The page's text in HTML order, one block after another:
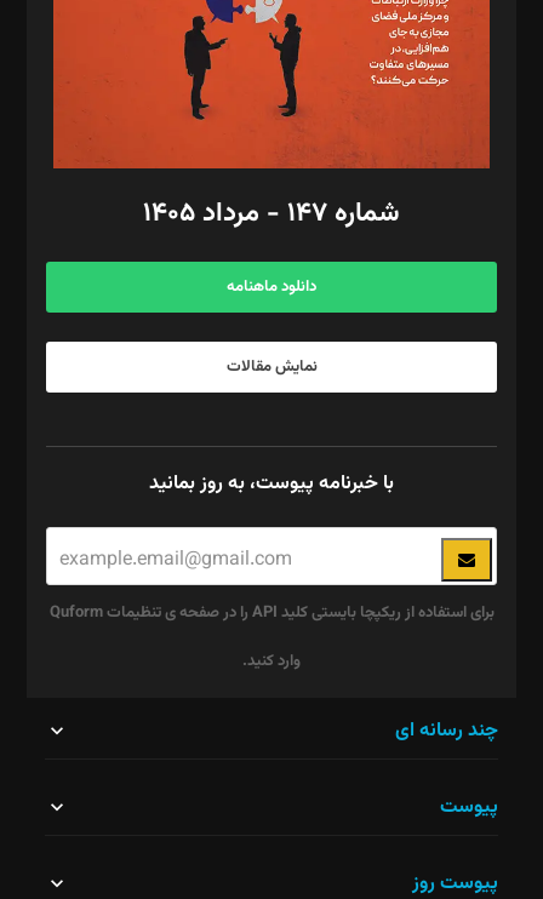
طراح یونیفرم: مجید توکلی
فیلمبرداری و عکاسی: امیر شفیعی، مانی لطفی زاده
گرافیک و صفحه‌آرایی: سید‌سبحان‌علی ثابت
مد‌یر توسعه تجاری: کامبیز برید‌
امور مالی: شاپور رهبری، محمد‌ کاظمی‌نیا
آگهی و مشترکین: ۰۹۱۹۹۹۹۰۴۵۴
شماره ۱۴۷ - مرداد ۱۴۰۵
دانلود ماهنامه
نمایش مقالات
با خبرنامه پیوست، به روز بمانید
برای استفاده از ریکپچا بایستی کلید API را در صفحه ی تنظیمات Quform
وارد کنید.
نباید
چند رسانه ای
پیوست
پیوست روز